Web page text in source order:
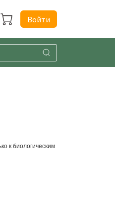
Войти
к биологическим